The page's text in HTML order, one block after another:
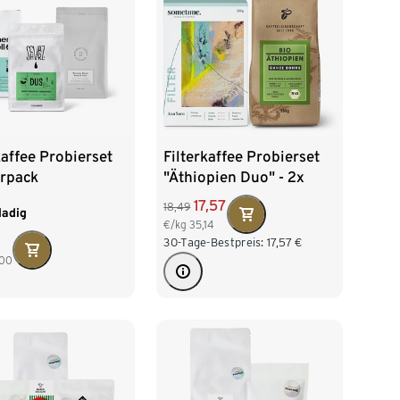
Probierset
Filterkaffee Probierset
"Äthiopien Duo" - 2x
250 g Ganze Bohne
18,49 17,57
€/kg35,14
30-Tage-Bestpreis: 17,57 €